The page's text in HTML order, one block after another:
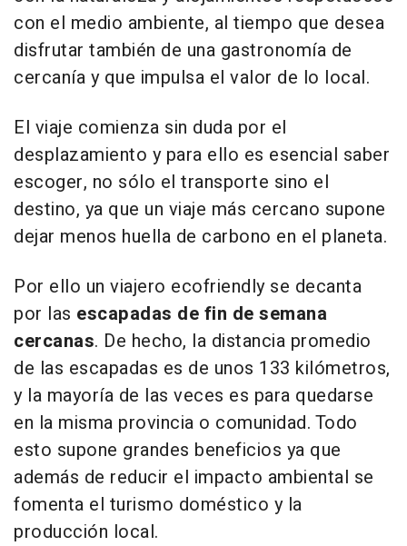
con el medio ambiente, al tiempo que desea
disfrutar también de una gastronomía de
cercanía y que impulsa el valor de lo local.
El viaje comienza sin duda por el
desplazamiento y para ello es esencial saber
escoger, no sólo el transporte sino el
destino, ya que un viaje más cercano supone
dejar menos huella de carbono en el planeta.
Por ello un viajero ecofriendly se decanta
por las escapadas de fin de semana
cercanas. De hecho, la distancia promedio
de las escapadas es de unos 133 kilómetros,
y la mayoría de las veces es para quedarse
en la misma provincia o comunidad. Todo
esto supone grandes beneficios ya que
además de reducir el impacto ambiental se
fomenta el turismo doméstico y la
producción local.